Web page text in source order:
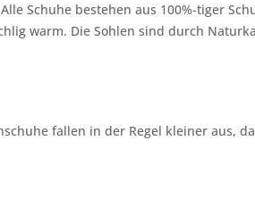
Schuhe bestehen aus 100%-tiger
warm. Die Sohlen sind durch
fallen in der Regel kleiner aus,